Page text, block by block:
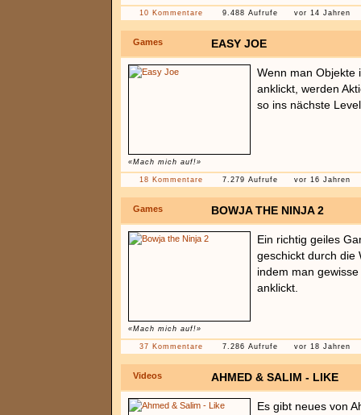
10 Kommentare 9.488 Aufrufe vor 14 Jahren
Games EASY JOE
«Mach mich auf!»
Wenn man Objekte
anklickt, werden
so ins nächste
18 Kommentare 7.279 Aufrufe vor 16 Jahren
Games BOWJA THE NINJA 2
«Mach mich auf!»
Ein richtig geiles
geschickt durch die
indem man
anklickt.
37 Kommentare 7.286 Aufrufe vor 18 Jahren
Videos AHMED & SALIM - LIKE
Es gibt neues von